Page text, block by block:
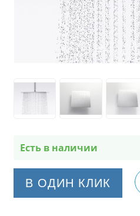
Есть в наличии
В ОДИН КЛИК